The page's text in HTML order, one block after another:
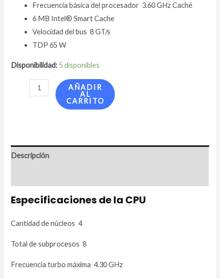
Frecuencia básica del procesador 3.60 GHz Caché
6 MB Intel® Smart Cache
Velocidad del bus 8 GT/s
TDP 65 W
Disponibilidad: 5 disponibles
AÑADIR
AL
CARRITO
Descripción
Especificaciones de la CPU
Cantidad de núcleos 4
Total de subprocesos 8
Frecuencia turbo máxima 4.30 GHz